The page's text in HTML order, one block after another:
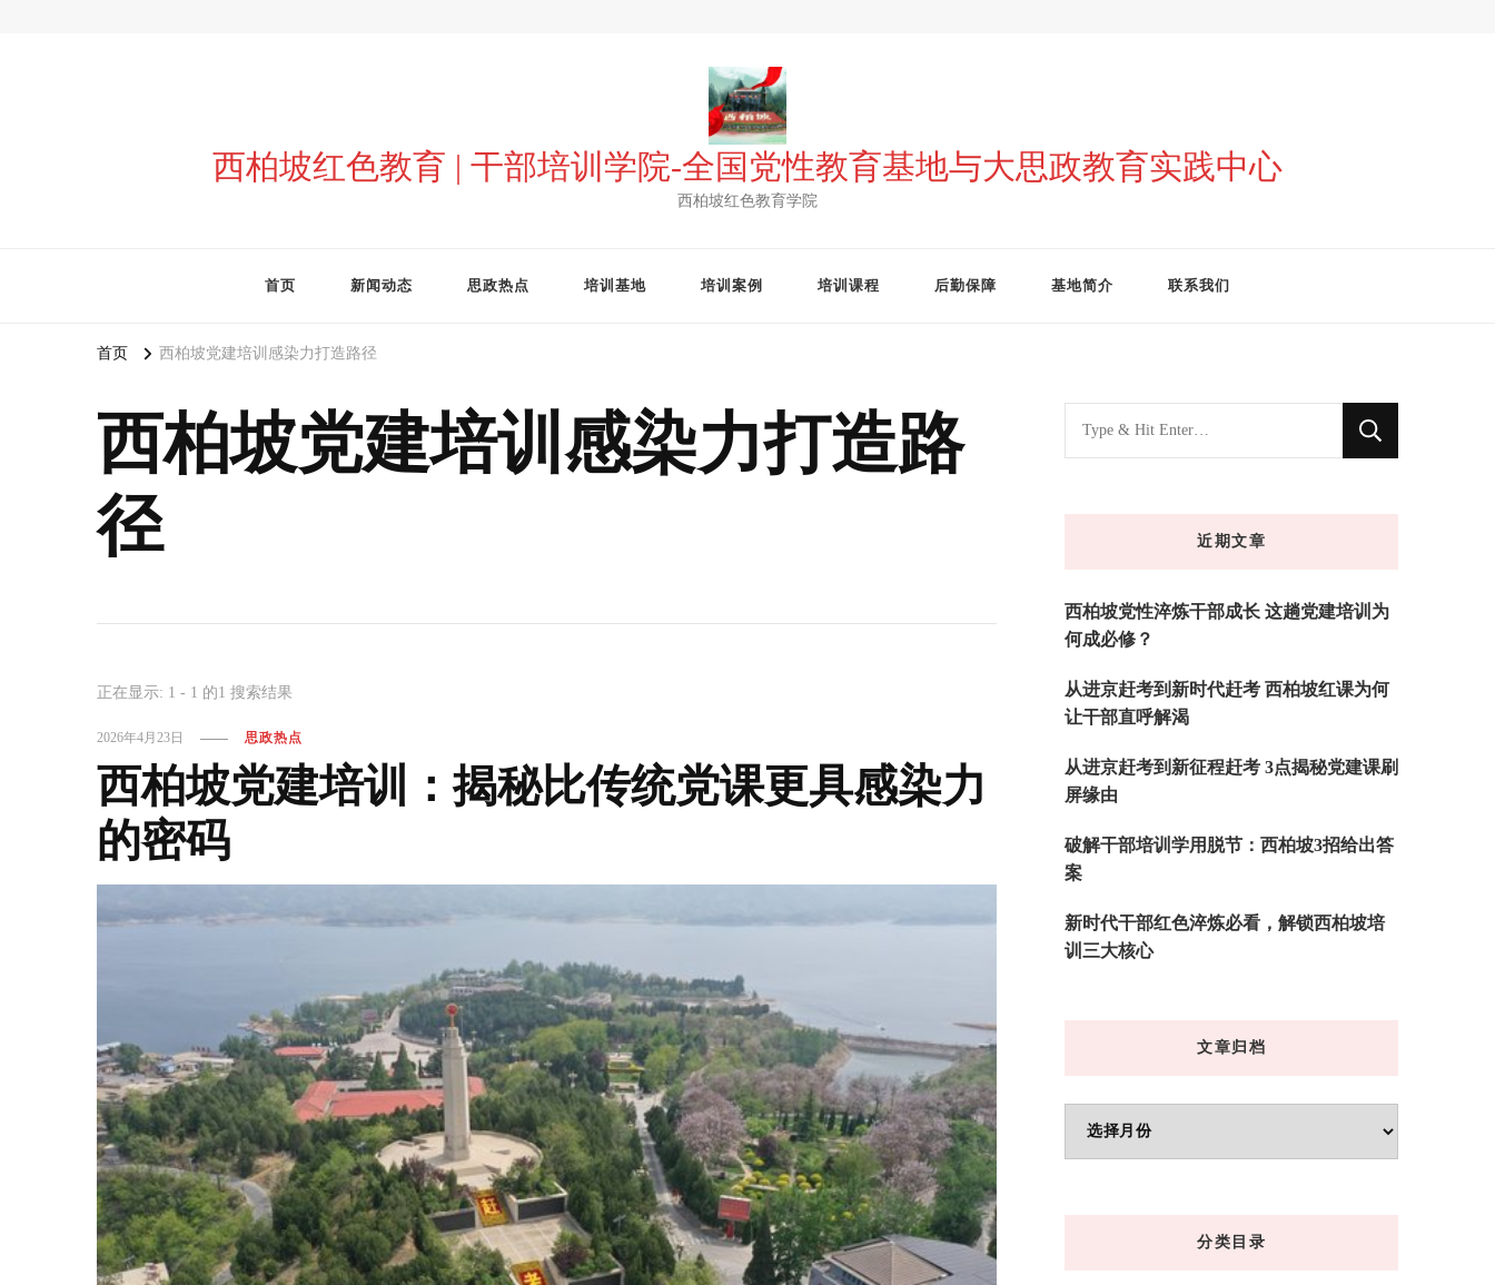
西柏坡红色教育 | 干部培训学院-全国党性教育基地与大思政教育实践中心
西柏坡红色教育学院
首页 新闻动态 思政热点 培训基地 培训案例 培训课程 后勤保障 基地简介 联系我们
首页 西柏坡党建培训感染力打造路径
西柏坡党建培训感染力打造路
径
正在显示: 1 - 1 的1 搜索结果
2026年4月23日 思政热点
西柏坡党建培训：揭秘比传统党课更具感染力
的密码
找
什
近期文章
西柏坡党性淬炼干部成长 这趟党建培训为
何成必修？
从进京赶考到新时代赶考 西柏坡红课为何
让干部直呼解渴
从进京赶考到新征程赶考 3点揭秘党建课刷
屏缘由
破解干部培训学用脱节：西柏坡3招给出答
案
新时代干部红色淬炼必看，解锁西柏坡培
训三大核心
文章归档
章
分类目录